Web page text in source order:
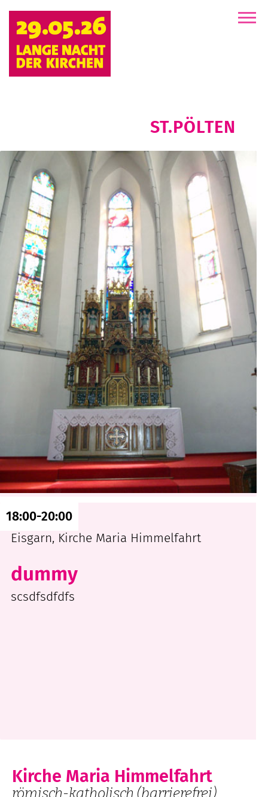
der
Kirchen
ST.PÖLTEN
Kirche Maria Himmelfahrt
römisch-katholisch (barrierefrei)
18:00-20:00
Eisgarn, Kirche Maria Himmelfahrt
dummy
scsdfsdfdfs